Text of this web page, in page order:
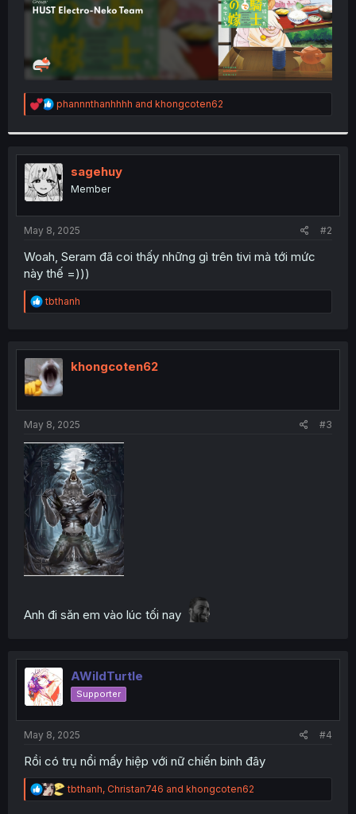
R
e
t
i
o
n
s
:
phannnthanhhhh and khongcoten62
sagehuy
Member
May 8, 2025 #2
Woah, Seram đã coi thấy những gì trên tivi mà tới mức
này thế =)))
R
e
t
i
o
n
tbthanh
khongcoten62
May 8, 2025 #3
Anh đi săn em vào lúc tối nay
AWildTurtle
Supporter
May 8, 2025 #4
Rồi có trụ nổi mấy hiệp với nữ chiến binh đây
R
e
tbthanh, Christan746 and khongcoten62